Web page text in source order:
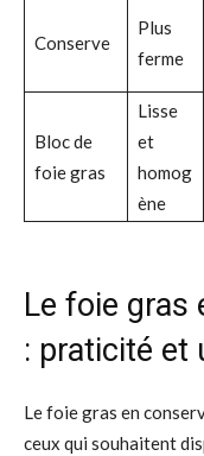
Conserve
Plus
ferme
Bloc de
foie gras
Lisse
et
homog
ène
Le foie gras
: praticité et
Le foie gras en
ceux qui souhaitent